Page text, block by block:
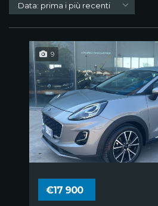
Data: prima i più recenti
9
€17 900